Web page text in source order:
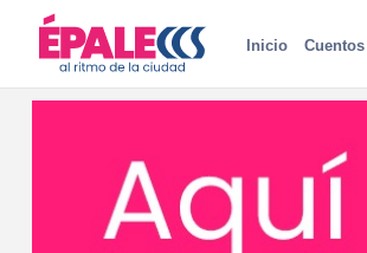
Inicio Cuentos